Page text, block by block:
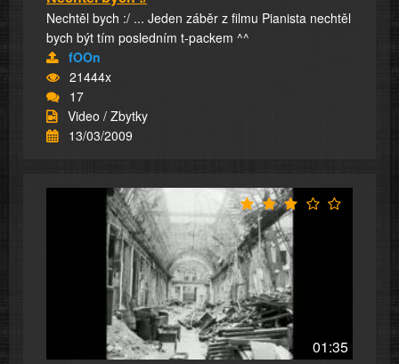
Nechtěl bych :/ ... Jeden záběr z filmu Pianista nechtěl
bych být tím posledním t-packem ^^
fOOn
21444x
17
Video / Zbytky
13/03/2009
01:35